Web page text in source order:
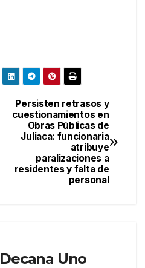
Persisten retrasos y
cuestionamientos en
Obras Públicas de
Juliaca: funcionaria
atribuye
paralizaciones a
residentes y falta de
personal
Decana Uno